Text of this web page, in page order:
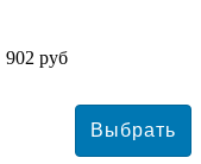
902 руб